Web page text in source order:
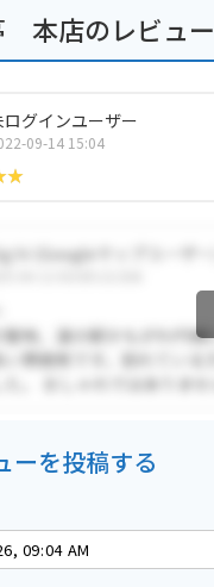
本店のレビュー
ログインユーザー
09-14 15:04
ーを投稿する